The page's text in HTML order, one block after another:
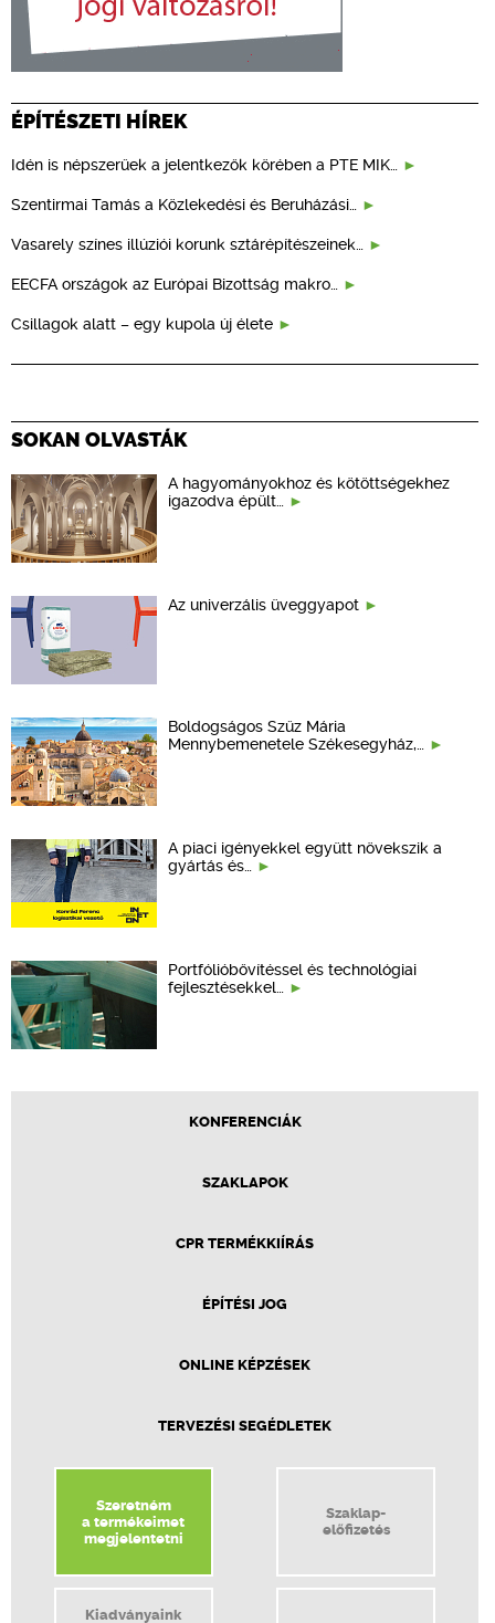
ÉPÍTÉSZETI HÍREK
Idén is népszerűek a jelentkezők körében a PTE MIK…
Szentirmai Tamás a Közlekedési és Beruházási…
Vasarely színes illúziói korunk sztárépítészeinek…
EECFA országok az Európai Bizottság makro…
Csillagok alatt – egy kupola új élete
SOKAN OLVASTÁK
A hagyományokhoz és kötöttségekhez
igazodva épült…
Az univerzális üveggyapot
Boldogságos Szűz Mária
Mennybemenetele Székesegyház,…
A piaci igényekkel együtt növekszik a
gyártás és…
Portfólióbővítéssel és technológiai
fejlesztésekkel…
KONFERENCIÁK
SZAKLAPOK
CPR TERMÉKKIÍRÁS
ÉPÍTÉSI JOG
ONLINE KÉPZÉSEK
TERVEZÉSI SEGÉDLETEK
Szeretném
a termékeimet
megjelentetni
Szaklap-
előfizetés
Kiadványaink